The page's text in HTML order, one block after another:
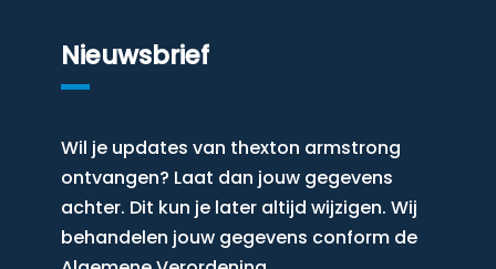
Nieuwsbrief
Wil je updates van thexton armstrong
ontvangen? Laat dan jouw gegevens
achter. Dit kun je later altijd wijzigen. Wij
behandelen jouw gegevens conform de